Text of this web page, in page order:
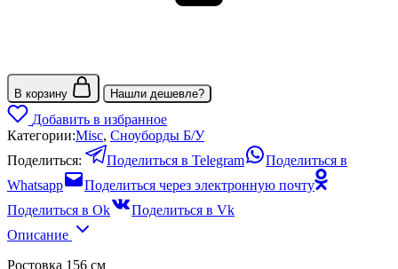
В корзину Нашли дешевле?
Добавить в избранное
Категории:Misc, Сноуборды Б/У
Поделиться:
Поделиться в Telegram
Поделиться в
Whatsapp
Поделиться через электронную почту
Поделиться в Ok
Поделиться в Vk
Описание
Ростовка 156 см